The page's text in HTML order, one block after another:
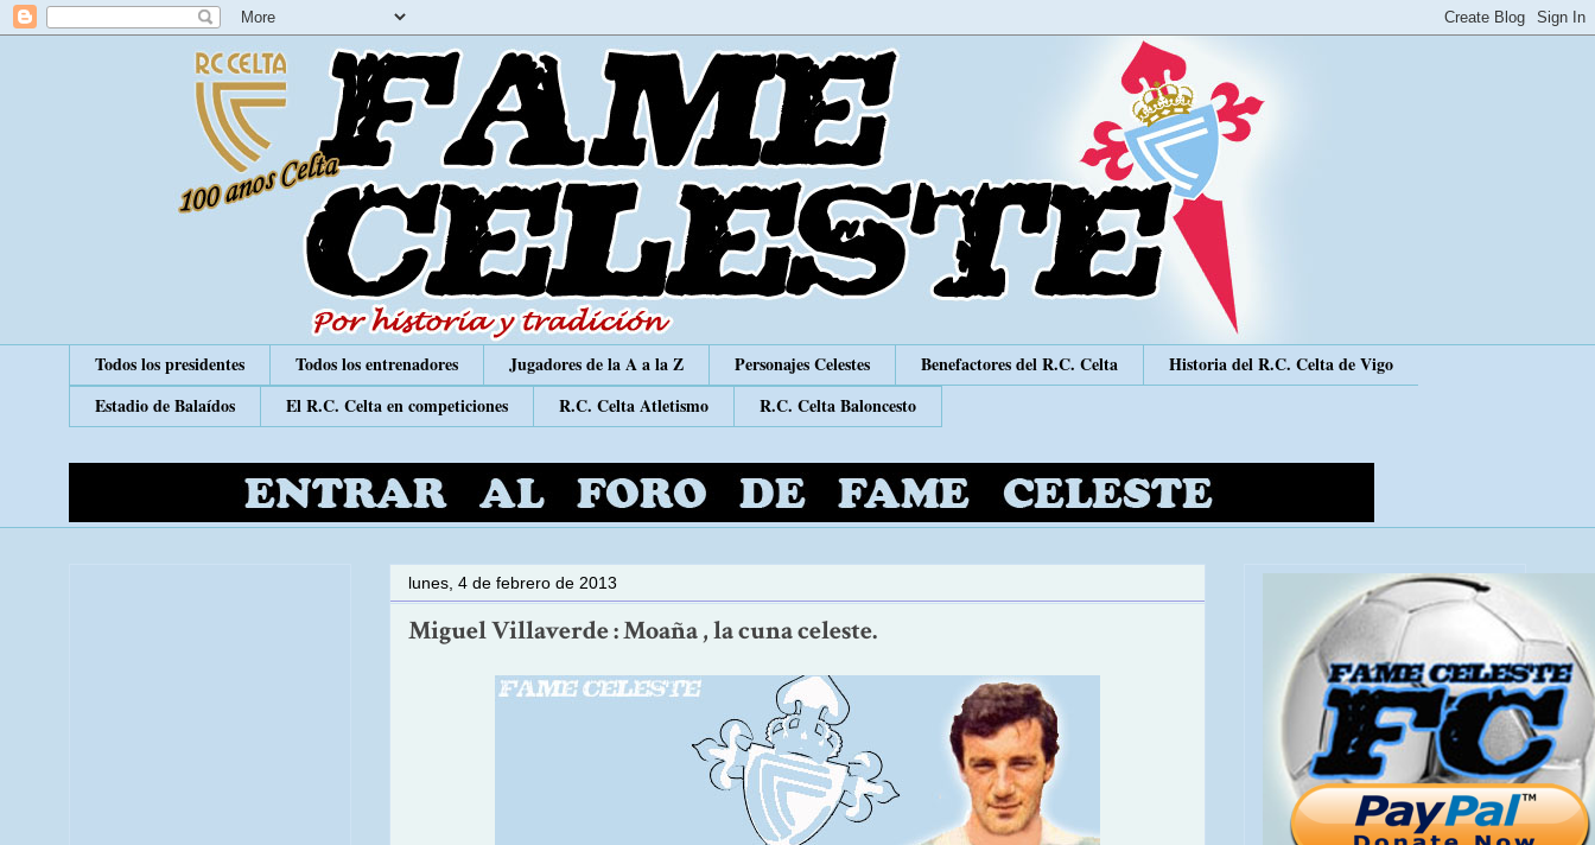
Todos los presidentes Todos los entrenadores Jugadores de la A a la Z Personajes Celestes Benefactores del R.C. Celta
Historia del R.C. Celta de Vigo
Estadio de Balaídos
El R.C. Celta en competiciones R.C. Celta Atletismo R.C. Celta Baloncesto
lunes, 4 de febrero de 2013
Miguel Villaverde : Moaña , la cuna celeste.